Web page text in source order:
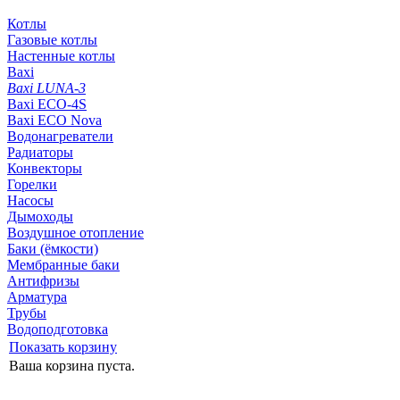
Котлы
Газовые котлы
Настенные котлы
Baxi
Baxi LUNA-3
Baxi ECO-4S
Baxi ECO Nova
Водонагреватели
Радиаторы
Конвекторы
Горелки
Насосы
Дымоходы
Воздушное отопление
Баки (ёмкости)
Мембранные баки
Антифризы
Арматура
Трубы
Водоподготовка
Показать корзину
Ваша корзина пуста.